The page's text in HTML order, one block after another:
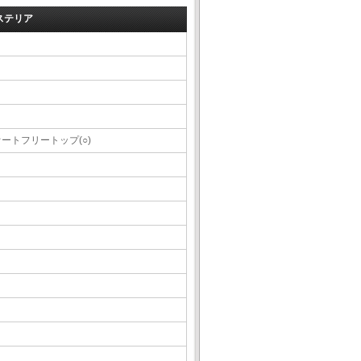
テリア
トフリートップ(○)